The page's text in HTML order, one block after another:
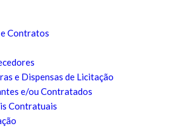
Contratos
e Dispensas de Licitação
e/ou Contratados
Contratuais